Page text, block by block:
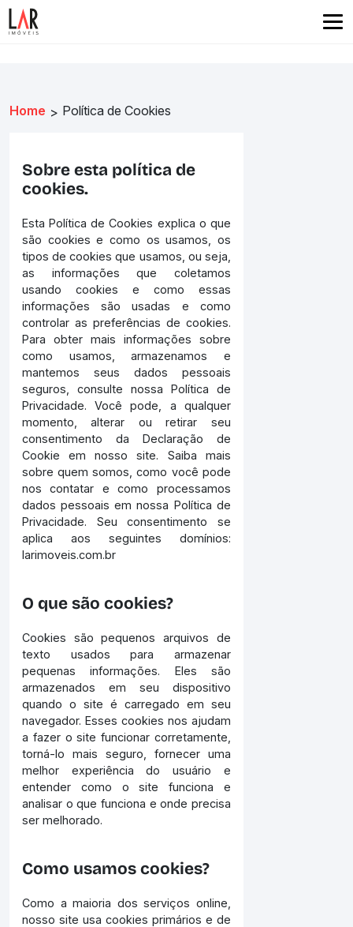
Home > Política de Cookies
Sobre esta política de
cookies.
Esta Política de Cookies explica o que
são cookies e como os usamos, os
tipos de cookies que usamos, ou seja,
as informações que coletamos
usando cookies e como essas
informações são usadas e como
controlar as preferências de cookies.
Para obter mais informações sobre
como usamos, armazenamos e
mantemos seus dados pessoais
seguros, consulte nossa Política de
Privacidade. Você pode, a qualquer
momento, alterar ou retirar seu
consentimento da Declaração de
Cookie em nosso site. Saiba mais
sobre quem somos, como você pode
nos contatar e como processamos
dados pessoais em nossa Política de
Privacidade. Seu consentimento se
aplica aos seguintes domínios:
larimoveis.com.br
O que são cookies?
Cookies são pequenos arquivos de
texto usados para armazenar
pequenas informações. Eles são
armazenados em seu dispositivo
quando o site é carregado em seu
navegador. Esses cookies nos ajudam
a fazer o site funcionar corretamente,
torná-lo mais seguro, fornecer uma
melhor experiência do usuário e
entender como o site funciona e
analisar o que funciona e onde precisa
ser melhorado.
Como usamos cookies?
Como a maioria dos serviços online,
nosso site usa cookies primários e de